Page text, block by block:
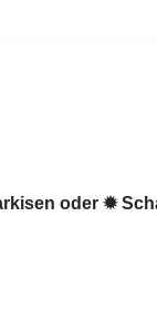
oder ✹